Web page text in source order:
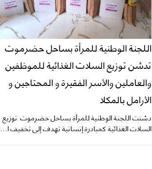
اللجنة الوطنية للمرأة بساحل حضرموت
تدشن توزيع السلات الغذائية للموظفين
والعاملين والأسر الفقيرة و المحتاجين و
الأرامل بالمكلا
دشنت اللجنة الوطنية للمرأة بساحل حضرموت توزيع
السلات الغذائية كمبادرة إنسانية تهدف إلى تخفيف ا...